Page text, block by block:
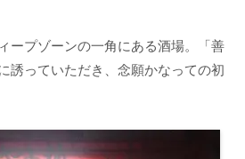
ープゾーンの一角にある酒場。「善
誘っていただき、念願かなっての初